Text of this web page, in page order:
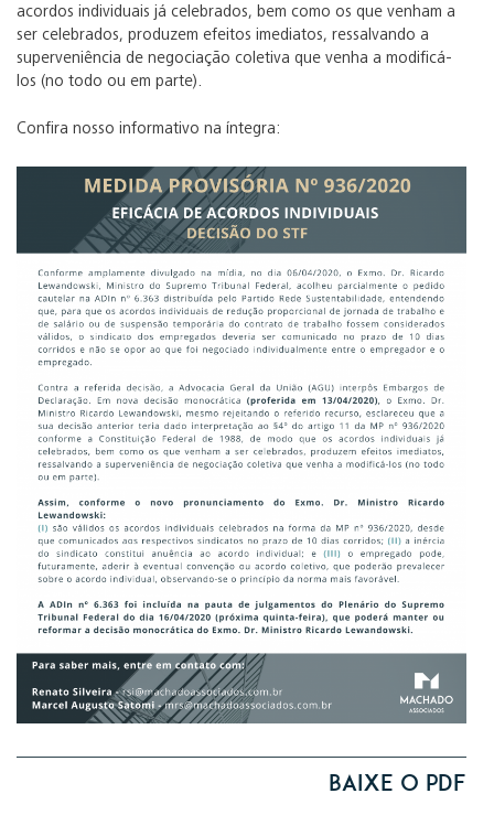
acordos individuais já celebrados, bem como os que venham a
ser celebrados, produzem efeitos imediatos, ressalvando a
superveniência de negociação coletiva que venha a modificá-
los (no todo ou em parte).
Confira nosso informativo na íntegra:
Baixe o PDF